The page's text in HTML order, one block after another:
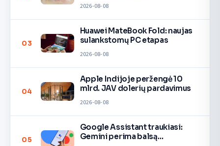
2026-08-08
03
Huawei MateBook Fold: naujas
sulankstomų PC etapas
2026-08-08
04
Apple Indijoje peržengė 10
mlrd. JAV dolerių pardavimus
2026-08-08
05
Google Assistant traukiasi:
Gemini perima balsą